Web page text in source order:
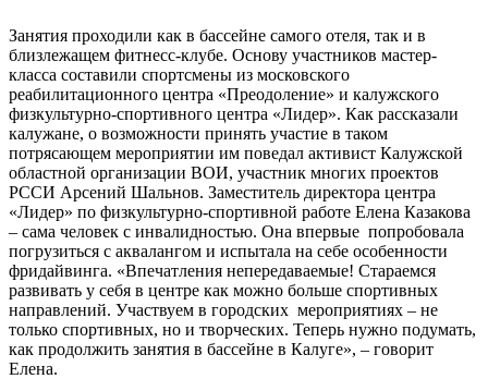
Занятия проходили как в бассейне самого отеля, так и в
близлежащем фитнесс-клубе. Основу участников мастер-
класса составили спортсмены из московского
реабилитационного центра «Преодоление» и калужского
физкультурно-спортивного центра «Лидер». Как рассказали
калужане, о возможности принять участие в таком
потрясающем мероприятии им поведал активист Калужской
областной организации ВОИ, участник многих проектов
РССИ Арсений Шальнов. Заместитель директора центра
«Лидер» по физкультурно-спортивной работе Елена Казакова
– сама человек с инвалидностью. Она впервые попробовала
погрузиться с аквалангом и испытала на себе особенности
фридайвинга. «Впечатления непередаваемые! Стараемся
развивать у себя в центре как можно больше спортивных
направлений. Участвуем в городских мероприятиях – не
только спортивных, но и творческих. Теперь нужно подумать,
как продолжить занятия в бассейне в Калуге», – говорит
Елена.